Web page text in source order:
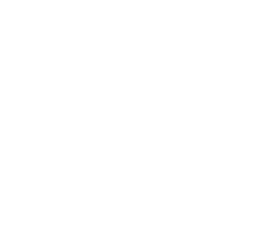
Пограничной Службы «Пограничное